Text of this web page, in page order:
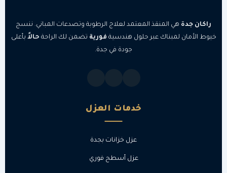
راكان جدة هي المنقذ المعتمد لعلاج الرطوبة وتصدعات المباني. ننسج
خيوط الأمان لمبناك عبر حلول هندسية فورية تضمن لك الراحة حالاً بأعلى
جودة في جدة.
خدمات العزل
عزل خزانات بجدة
عزل أسطح فوري